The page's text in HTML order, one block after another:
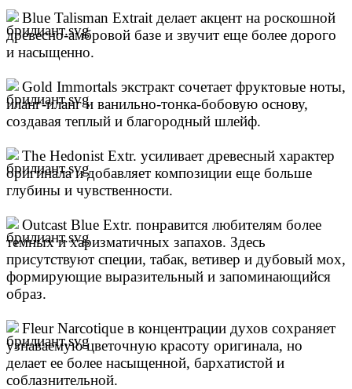
Blue Talisman Extrait делает акцент на роскошной
древесно-амбровой базе и звучит еще более дорого
и насыщенно.
Gold Immortals экстракт сочетает фруктовые ноты,
иланг-иланг и ванильно-тонка-бобовую основу,
создавая теплый и благородный шлейф.
The Hedonist Extr. усиливает древесный характер
оригинала и добавляет композиции еще больше
глубины и чувственности.
Outcast Blue Extr. понравится любителям более
темных и харизматичных запахов. Здесь
присутствуют специи, табак, ветивер и дубовый мох,
формирующие выразительный и запоминающийся
образ.
Fleur Narcotique в концентрации духов сохраняет
узнаваемую цветочную красоту оригинала, но
делает ее более насыщенной, бархатистой и
соблазнительной.